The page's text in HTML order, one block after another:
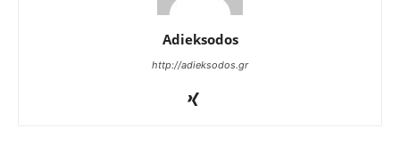
Adieksodos
http://adieksodos.gr